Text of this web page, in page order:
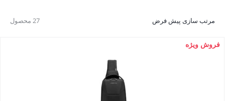
27 محصول مرتب سازی پیش فرض
فروش ویژه